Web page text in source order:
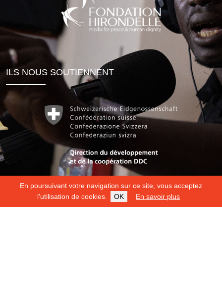
En poursuivant votre navigation sur ce site, vous acceptez
l'utilisation de cookies.
OK En savoir plus
ILS NOUS SOUTIENNENT